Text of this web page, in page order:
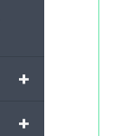
+
+